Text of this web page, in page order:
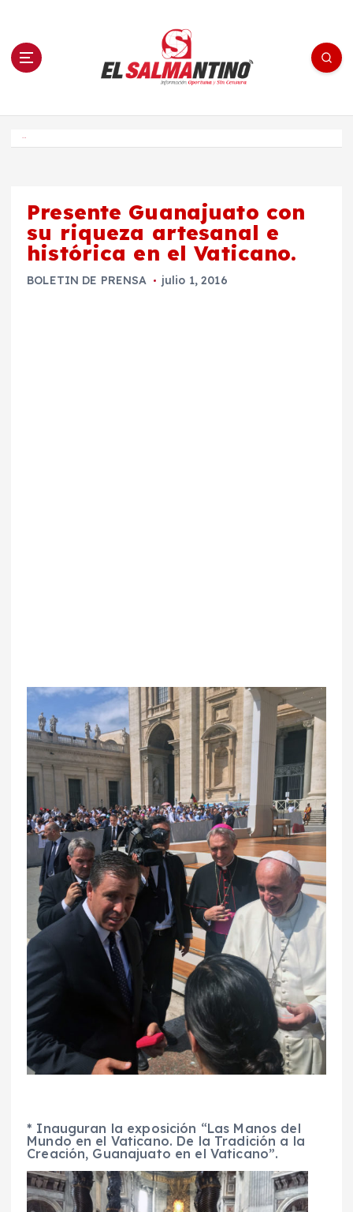
n El Salmantino - medios/noticias/editorial
Presente Guanajuato con
su riqueza artesanal e
histórica en el Vaticano.
BOLETIN DE PRENSA julio 1, 2016
* Inauguran la exposición “Las Manos del
Mundo en el Vaticano. De la Tradición a la
Creación, Guanajuato en el Vaticano”.